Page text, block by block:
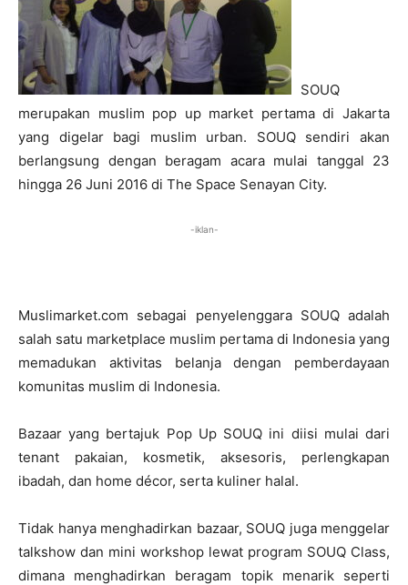
SOUQ
merupakan muslim pop up market pertama di Jakarta
yang digelar bagi muslim urban. SOUQ sendiri akan
berlangsung dengan beragam acara mulai tanggal 23
hingga 26 Juni 2016 di The Space Senayan City.
-iklan-
Muslimarket.com sebagai penyelenggara SOUQ adalah
salah satu marketplace muslim pertama di Indonesia yang
memadukan aktivitas belanja dengan pemberdayaan
komunitas muslim di Indonesia.
Bazaar yang bertajuk Pop Up SOUQ ini diisi mulai dari
tenant pakaian, kosmetik, aksesoris, perlengkapan
ibadah, dan home décor, serta kuliner halal.
Tidak hanya menghadirkan bazaar, SOUQ juga menggelar
talkshow dan mini workshop lewat program SOUQ Class,
dimana menghadirkan beragam topik menarik seperti